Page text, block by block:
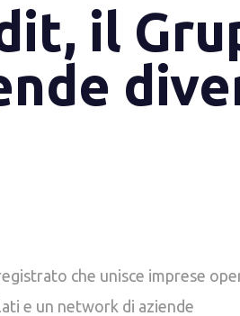
il
che unisce imprese
e un network di aziende